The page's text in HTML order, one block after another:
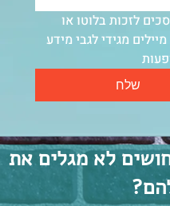
שלח
לא מגלים את